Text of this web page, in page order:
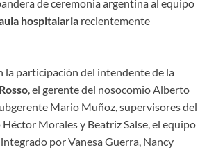
de ceremonia argentina al equipo
hospitalaria recientemente
la participación del intendente de la
, el gerente del nosocomio Alberto
Mario Muñoz, supervisores del
Morales y Beatriz Salse, el equipo
por Vanesa Guerra, Nancy